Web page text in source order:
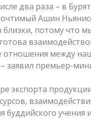
два раза – в
Ашин
потому что
между
заявил премьер-
экспорта
учения